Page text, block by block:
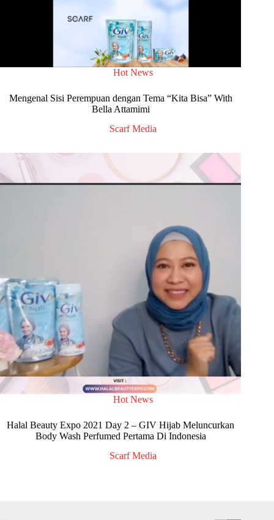
Hot News
Mengenal Sisi Perempuan dengan Tema “Kita Bisa” With
Bella Attamimi
Scarf Media
Hot News
Halal Beauty Expo 2021 Day 2 – GIV Hijab Meluncurkan
Body Wash Perfumed Pertama Di Indonesia
Scarf Media